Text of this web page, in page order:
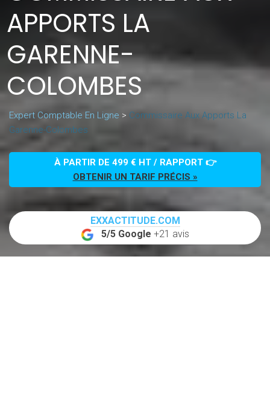
APPORTS LA
GARENNE-
COLOMBES
Expert Comptable En Ligne > Commissaire Aux Apports La
Garenne-Colombes
À PARTIR DE 499 € HT / RAPPORT 👉
OBTENIR UN TARIF PRÉCIS »
EXXACTITUDE.COM
5/5 Google +21 avis